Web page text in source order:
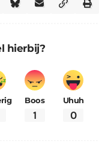
hierbij?
Boos
1
Uhuh
0